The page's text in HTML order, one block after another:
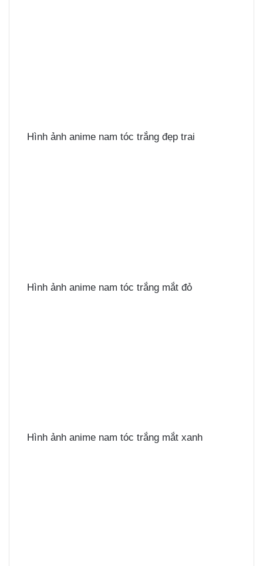
Hình ảnh anime nam tóc trắng đẹp trai
Hình ảnh anime nam tóc trắng mắt đỏ
Hình ảnh anime nam tóc trắng mắt xanh